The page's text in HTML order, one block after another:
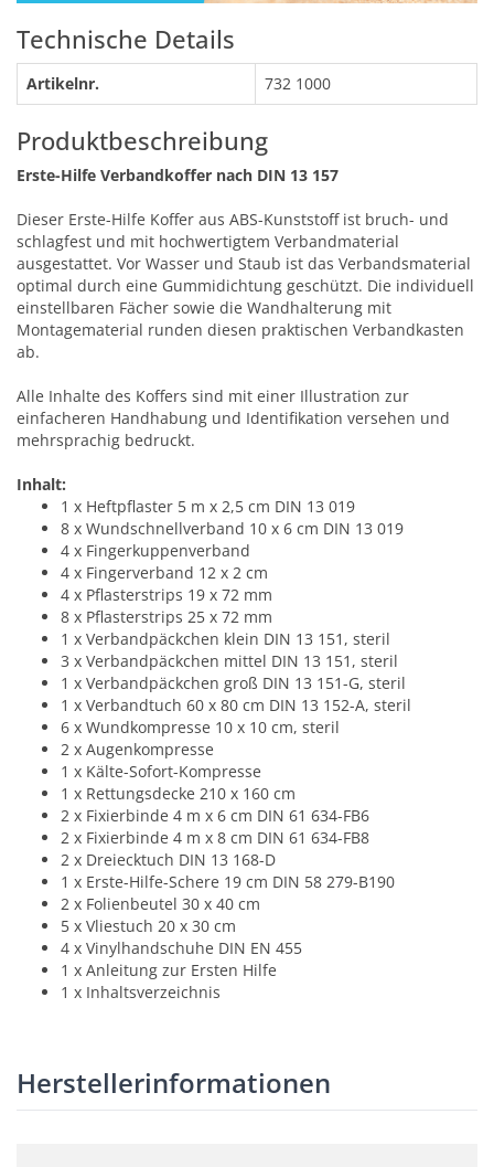
Technische Details
Artikelnr. 732 1000
Produktbeschreibung
Erste-Hilfe Verbandkoffer nach DIN 13 157
Dieser Erste-Hilfe Koffer aus ABS-Kunststoff ist bruch- und
schlagfest und mit hochwertigtem Verbandmaterial
ausgestattet. Vor Wasser und Staub ist das Verbandsmaterial
optimal durch eine Gummidichtung geschützt. Die individuell
einstellbaren Fächer sowie die Wandhalterung mit
Montagematerial runden diesen praktischen Verbandkasten
ab.
Alle Inhalte des Koffers sind mit einer Illustration zur
einfacheren Handhabung und Identifikation versehen und
mehrsprachig bedruckt.
Inhalt:
1 x Heftpflaster 5 m x 2,5 cm DIN 13 019
8 x Wundschnellverband 10 x 6 cm DIN 13 019
4 x Fingerkuppenverband
4 x Fingerverband 12 x 2 cm
4 x Pflasterstrips 19 x 72 mm
8 x Pflasterstrips 25 x 72 mm
1 x Verbandpäckchen klein DIN 13 151, steril
3 x Verbandpäckchen mittel DIN 13 151, steril
1 x Verbandpäckchen groß DIN 13 151-G, steril
1 x Verbandtuch 60 x 80 cm DIN 13 152-A, steril
6 x Wundkompresse 10 x 10 cm, steril
2 x Augenkompresse
1 x Kälte-Sofort-Kompresse
1 x Rettungsdecke 210 x 160 cm
2 x Fixierbinde 4 m x 6 cm DIN 61 634-FB6
2 x Fixierbinde 4 m x 8 cm DIN 61 634-FB8
2 x Dreiecktuch DIN 13 168-D
1 x Erste-Hilfe-Schere 19 cm DIN 58 279-B190
2 x Folienbeutel 30 x 40 cm
5 x Vliestuch 20 x 30 cm
4 x Vinylhandschuhe DIN EN 455
1 x Anleitung zur Ersten Hilfe
1 x Inhaltsverzeichnis
Herstellerinformationen